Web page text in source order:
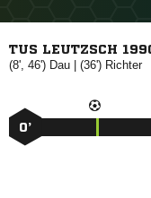
TUS LEUTZSCH
(8', 46')  | (36') 
0’